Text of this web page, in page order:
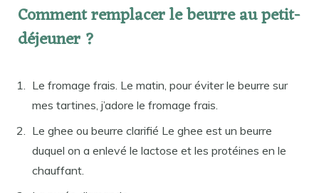
Comment remplacer le beurre au petit-
déjeuner ?
Le fromage frais. Le matin, pour éviter le beurre sur
mes tartines, j’adore le fromage frais.
Le ghee ou beurre clarifié Le ghee est un beurre
duquel on a enlevé le lactose et les protéines en le
chauffant.